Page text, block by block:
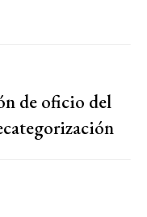
de oficio del